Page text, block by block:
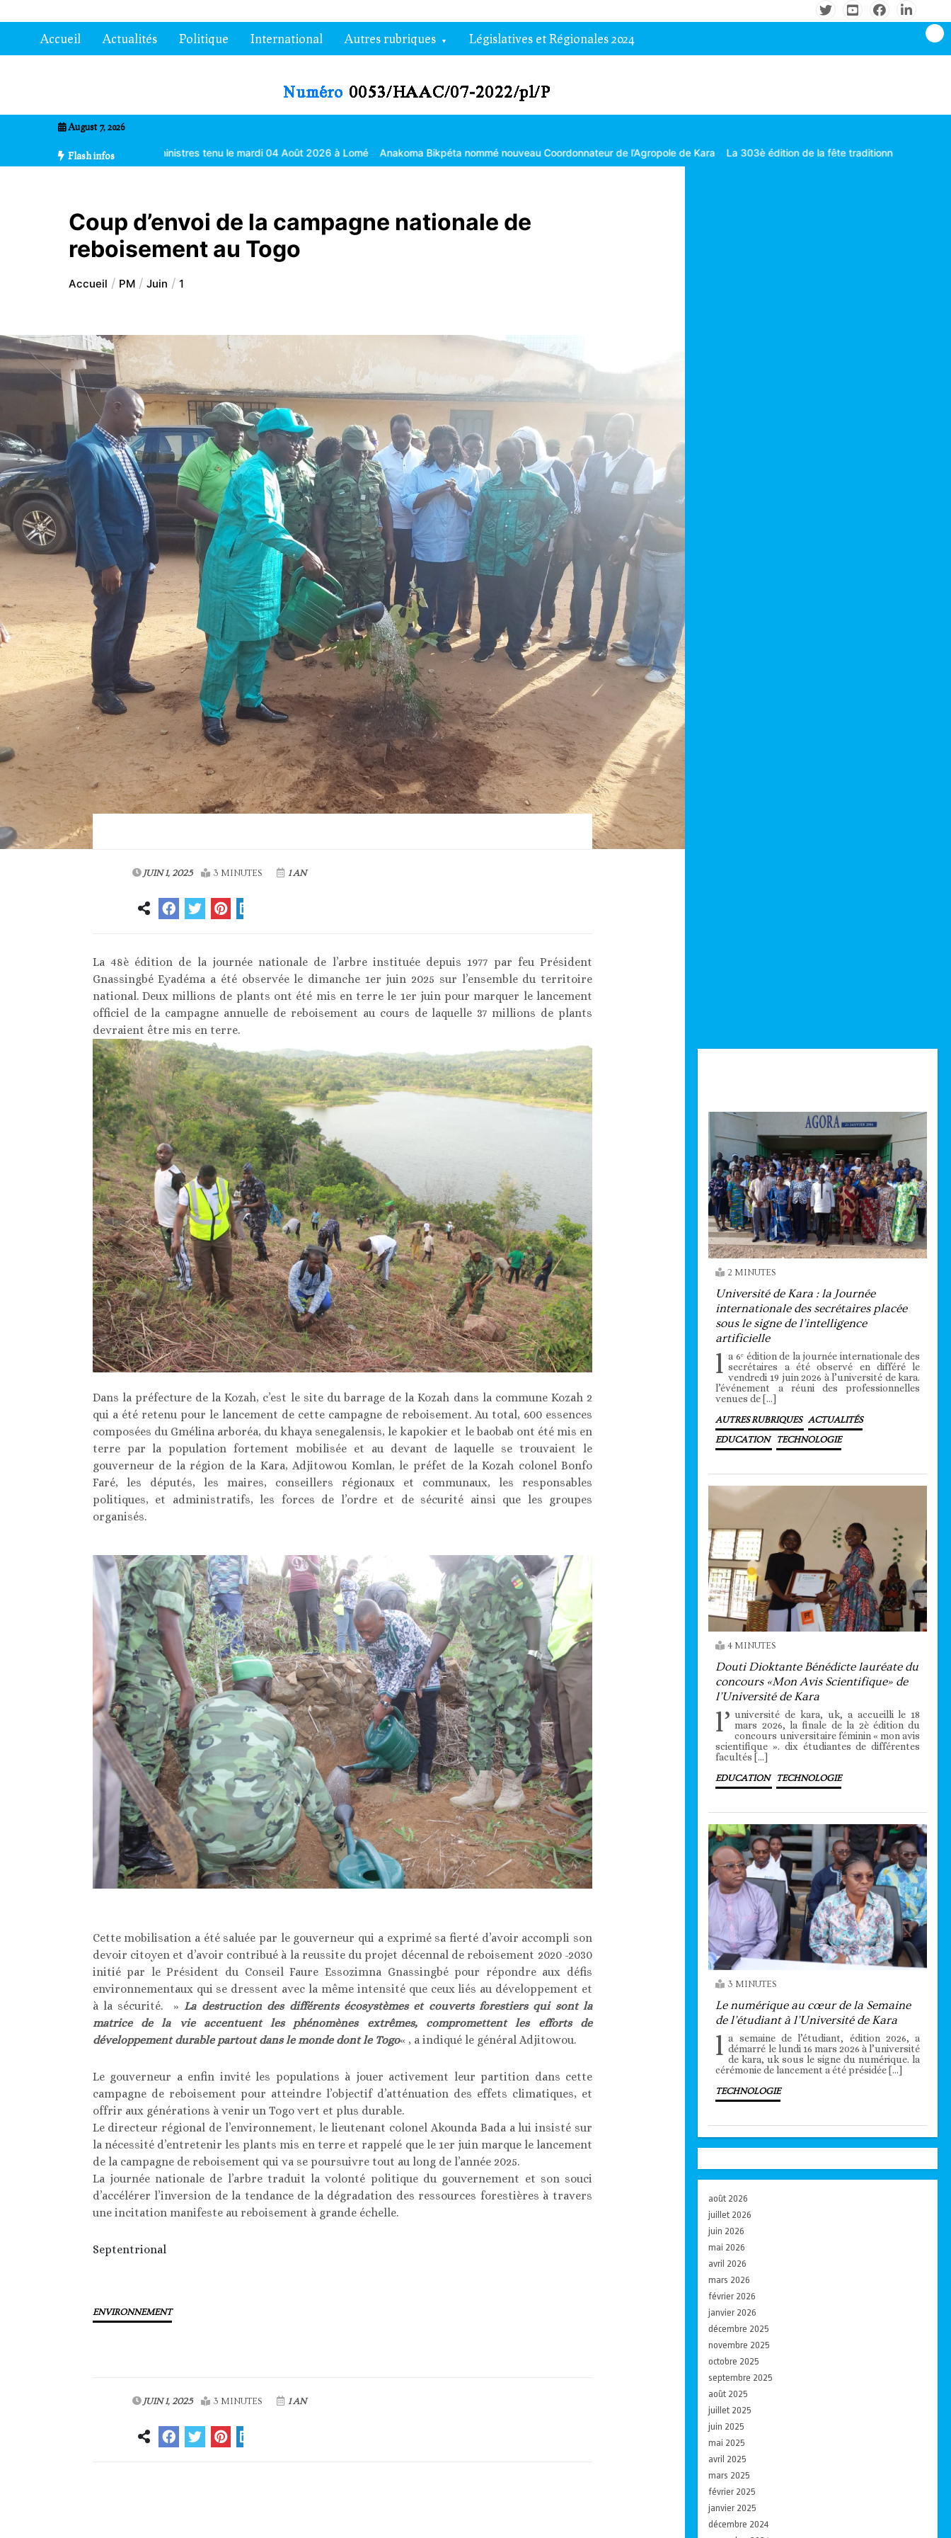
au
contenuAccueil Actualités Politique International Autres rubriques Législatives et Régionales 2024
August 7, 2026
Flash infos
des ministres tenu le mardi 04 Août 2026 à Lomé Anakoma Bikpéta nommé nouveau Coordonnateur de l’Agropole de Kara La 303è édition de la fête traditionnelle Gbagba célébrée dans la
Coup d’envoi de la campagne nationale de
reboisement au Togo
Accueil PM Juin 1
JUIN 1, 2025 3 MINUTES 1 AN
La 48è édition de la journée nationale de l’arbre instituée depuis 1977 par feu Président
Gnassingbé Eyadéma a été observée le dimanche 1er juin 2025 sur l’ensemble du territoire
national. Deux millions de plants ont été mis en terre le 1er juin pour marquer le lancement
officiel de la campagne annuelle de reboisement au cours de laquelle 37 millions de plants
devraient être mis en terre.
Dans la préfecture de la Kozah, c’est le site du barrage de la Kozah dans la commune Kozah 2
qui a été retenu pour le lancement de cette campagne de reboisement. Au total, 600 essences
composées du Gmélina arboréa, du khaya senegalensis, le kapokier et le baobab ont été mis en
terre par la population fortement mobilisée et au devant de laquelle se trouvaient le
gouverneur de la région de la Kara, Adjitowou Komlan, le préfet de la Kozah colonel Bonfo
Faré, les députés, les maires, conseillers régionaux et communaux, les responsables
politiques, et administratifs, les forces de l’ordre et de sécurité ainsi que les groupes
organisés.
Cette mobilisation a été saluée par le gouverneur qui a exprimé sa fierté d’avoir accompli son
devoir citoyen et d’avoir contribué à la reussite du projet décennal de reboisement 2020 -2030
initié par le Président du Conseil Faure Essozimna Gnassingbé pour répondre aux défis
environnementaux qui se dressent avec la même intensité que ceux liés au développement et
à la sécurité. » La destruction des différents écosystèmes et couverts forestiers qui sont la
matrice de la vie accentuent les phénomènes extrêmes, compromettent les efforts de
développement durable partout dans le monde dont le Togo« , a indiqué le général Adjitowou.
Le gouverneur a enfin invité les populations à jouer activement leur partition dans cette
campagne de reboisement pour atteindre l’objectif d’atténuation des effets climatiques, et
offrir aux générations à venir un Togo vert et plus durable.
Le directeur régional de l’environnement, le lieutenant colonel Akounda Bada a lui insisté sur
la nécessité d’entretenir les plants mis en terre et rappelé que le 1er juin marque le lancement
de la campagne de reboisement qui va se poursuivre tout au long de l’année 2025.
La journée nationale de l’arbre traduit la volonté politique du gouvernement et son souci
d’accélérer l’inversion de la tendance de la dégradation des ressources forestières à travers
une incitation manifeste au reboisement à grande échelle.
Septentrional
ENVIRONNEMENT
JUIN 1, 2025 3 MINUTES 1 AN
2 MINUTES
Université de Kara : la Journée
internationale des secrétaires placée
sous le signe de l’intelligence
artificielle
l a 6ᵉ édition de la journée internationale des
secrétaires a été observé en différé le
vendredi 19 juin 2026 à l’université de kara.
l’événement a réuni des professionnelles
venues de […]
AUTRES RUBRIQUES ACTUALITÉS
EDUCATION TECHNOLOGIE
4 MINUTES
Douti Dioktante Bénédicte lauréate du
concours «Mon Avis Scientifique» de
l’Université de Kara
l’ université de kara, uk, a accueilli le 18
mars 2026, la finale de la 2è édition du
concours universitaire féminin « mon avis
scientifique ». dix étudiantes de différentes
facultés […]
EDUCATION TECHNOLOGIE
3 MINUTES
Le numérique au cœur de la Semaine
de l’étudiant à l’Université de Kara
l a semaine de l’étudiant, édition 2026, a
démarré le lundi 16 mars 2026 à l’université
de kara, uk sous le signe du numérique. la
cérémonie de lancement a été présidée […]
TECHNOLOGIE
août 2026
juillet 2026
juin 2026
mai 2026
avril 2026
mars 2026
février 2026
janvier 2026
décembre 2025
novembre 2025
octobre 2025
septembre 2025
août 2025
juillet 2025
juin 2025
mai 2025
avril 2025
mars 2025
février 2025
janvier 2025
décembre 2024